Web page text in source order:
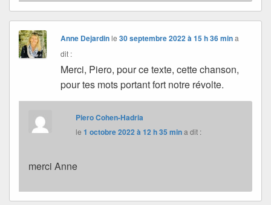
Anne Dejardinle30 septembre 2022 à 15 h 36 min a
dit :
Merci, Piero, pour ce texte, cette chanson,
pour tes mots portant fort notre révolte.
Piero Cohen-Hadria
le1 octobre 2022 à 12 h 35 mina dit :
merci Anne